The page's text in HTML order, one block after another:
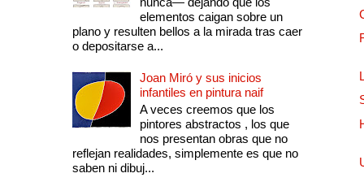
elementos caigan sobre un
plano y resulten bellos a la mirada tras caer
o depositarse a...
Joan Miró y sus inicios
infantiles en pintura naif
A veces creemos que los
pintores abstractos , los que
nos presentan obras que no
reflejan realidades, simplemente es que no
saben ni dibuj...